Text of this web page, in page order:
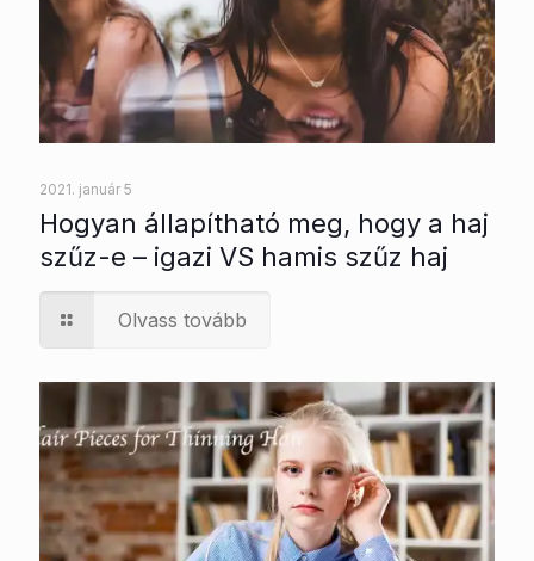
2021. január 5
Hogyan állapítható meg, hogy a haj
szűz-e – igazi VS hamis szűz haj
Olvass tovább